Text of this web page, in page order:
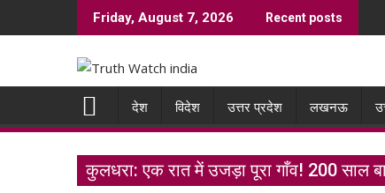
to
Friday, August 7, 2026 Recent posts
देश विदेश उत्तर प्रदेश लखनऊ
कुलधरा: एक रात में उजड़ा पूरा गाँव! 200 साल